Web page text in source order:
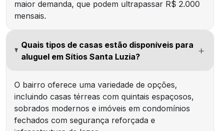
maior demanda, que podem ultrapassar R$ 2.000
mensais.
Quais tipos de casas estão disponíveis para
aluguel em Sítios Santa Luzia?
O bairro oferece uma variedade de opções,
incluindo casas térreas com quintais espaçosos,
sobrados modernos e imóveis em condomínios
fechados com segurança reforçada e